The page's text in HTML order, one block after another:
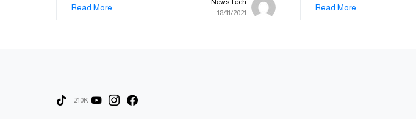
Read More
News Tech
18/11/2021
Read More
210K